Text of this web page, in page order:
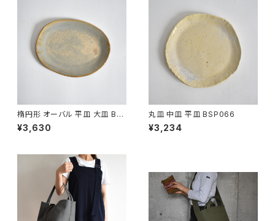
楕円形 オーバル 平皿 大皿 BS
P089
¥3,630
丸皿 中皿 平皿 BSP066
¥3,234